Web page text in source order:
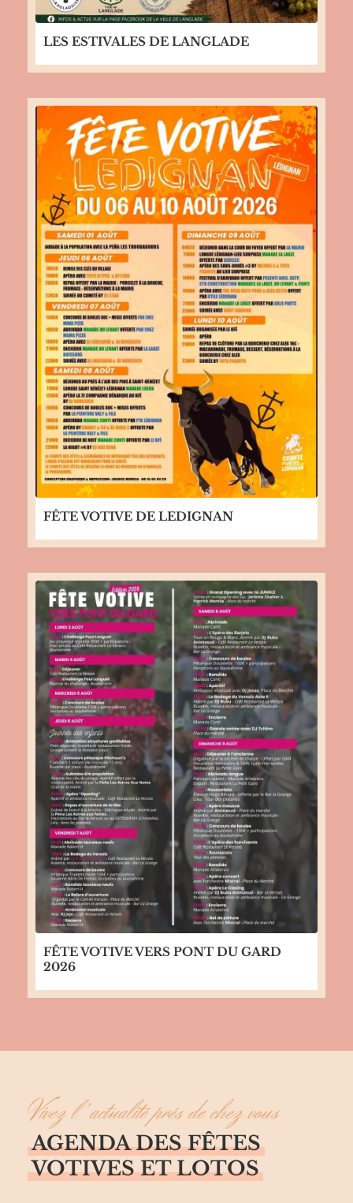
LES ESTIVALES DE LANGLADE
FÊTE VOTIVE DE LEDIGNAN
FÊTE VOTIVE VERS PONT DU GARD
2026
Vivez l’actualité prés de chez vous
AGENDA DES FÊTES
VOTIVES ET LOTOS